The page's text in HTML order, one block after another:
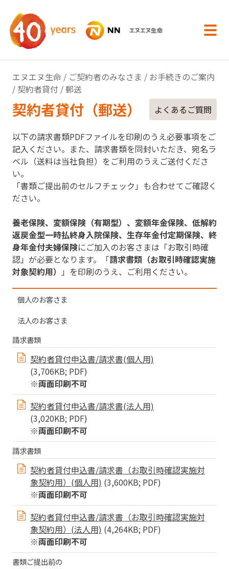
エヌエヌ生命 / ご契約者のみなさま / お手続きのご案内
/ 契約者貸付 / 郵送
契約者貸付（郵送） よくあるご質問
以下の請求書類PDFファイルを印刷のうえ必要事項をご
記入ください。また、請求書類を同封いただき、宛名ラ
ベル（送料は当社負担）をご利用のうえご送付くださ
い。
「書類ご提出前のセルフチェック」も合わせてご確認く
ださい。
養老保険、変額保険（有期型）、変額年金保険、低解約
返戻金型一時払終身入院保険、生存年金付定期保険、終
身年金付夫婦保険にご加入のお客さまは「お取引時確
認」が必要となります。「請求書類（お取引時確認実施
対象契約用）
」を印刷のうえ、ご利用ください。
個人のお客さま
法人のお客さま
請求書類
契約者貸付申込書/請求書(個人用)
(3,706KB; PDF)
※両面印刷不可
契約者貸付申込書/請求書(法人用)
(3,020KB; PDF)
※両面印刷不可
請求書類
契約者貸付申込書/請求書（お取引時確認実施対
象契約用）(個人用) (3,600KB; PDF)
※両面印刷不可
契約者貸付申込書/請求書（お取引時確認実施対
象契約用）(法人用) (4,264KB; PDF)
※両面印刷不可
書類ご提出前の